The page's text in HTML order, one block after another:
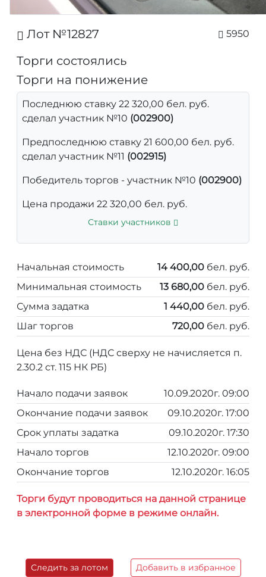
Лот №12827 5950
Торги состоялись
Торги на понижение
Последнюю ставку 22 320,00 бел. руб.
сделал участник №10 (002900)
Предпоследнюю ставку 21 600,00 бел. руб.
сделал участник №11 (002915)
Победитель торгов - участник №10 (002900)
Цена продажи 22 320,00 бел. руб.
Ставки участников
Начальная стоимость 14 400,00 бел. руб.
Минимальная стоимость
13 680,00 бел. руб.
Сумма задатка
1 440,00 бел. руб.
Шаг торгов
720,00 бел. руб.
Цена без НДС (НДС сверху не начисляется п.
2.30.2 ст. 115 НК РБ)
Начало подачи заявок
10.09.2020г. 09:00
Окончание подачи заявок
09.10.2020г. 17:00
Срок уплаты задатка
09.10.2020г. 17:30
Начало торгов
12.10.2020г. 09:00
Окончание торгов
12.10.2020г. 16:05
Торги будут проводиться на данной странице
в электронной форме в режиме онлайн.
Следить за лотом Добавить в избранное